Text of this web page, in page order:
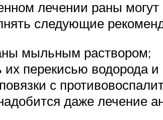
лечении раны
следующие
мыльным раствором;
их перекисью водорода
с
даже лечение